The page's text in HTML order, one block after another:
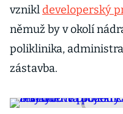
vznikldeveloperský
němuž by v okolí
poliklinika,
zástavba.